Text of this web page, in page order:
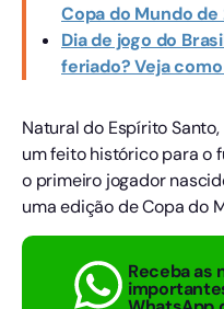
Copa do Mundo de
Dia de jogo do
feriado? Veja
Natural do Espírito
um feito histórico para o
o primeiro jogador
uma edição de Copa do
Receba as